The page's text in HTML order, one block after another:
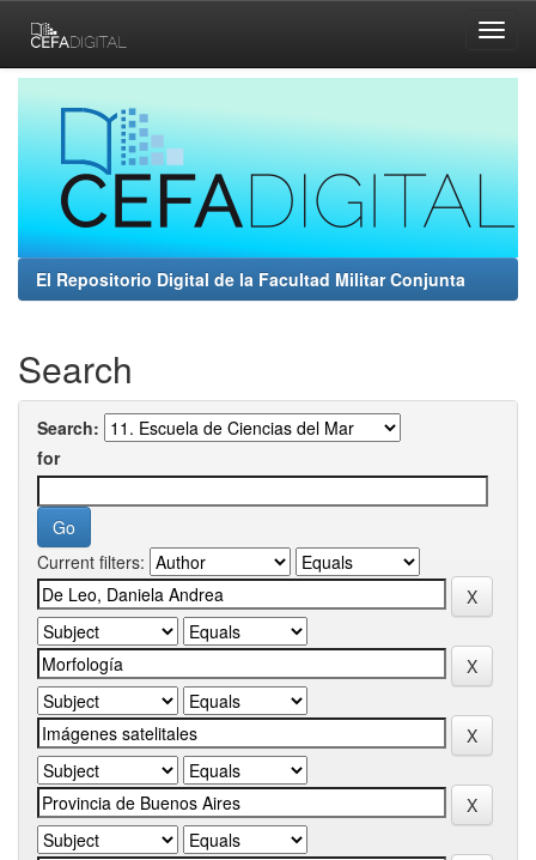
navigation
El Repositorio Digital de la Facultad Militar Conjunta
Search
Search:
for
Current filters: